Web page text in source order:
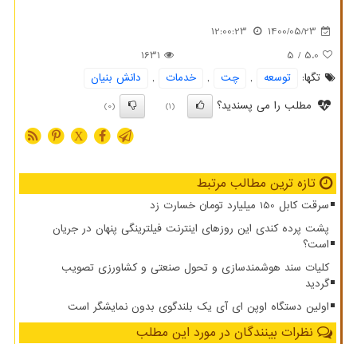
1400/05/23
12:00:23
5.0
/ 5
1631
تگها:
توسعه , چت , خدمات ,
دانش بنیان
مطلب را می پسندید؟
(1)
(0)
X
تازه ترین مطالب مرتبط
سرقت کابل 150 میلیارد تومان خسارت زد
پشت پرده کندی این روزهای اینترنت فیلترینگی پنهان در جریان
است؟
کلیات سند هوشمندسازی و تحول صنعتی و کشاورزی تصویب
گردید
اولین دستگاه اوپن ای آی یک بلندگوی بدون نمایشگر است
نظرات بینندگان در مورد این مطلب